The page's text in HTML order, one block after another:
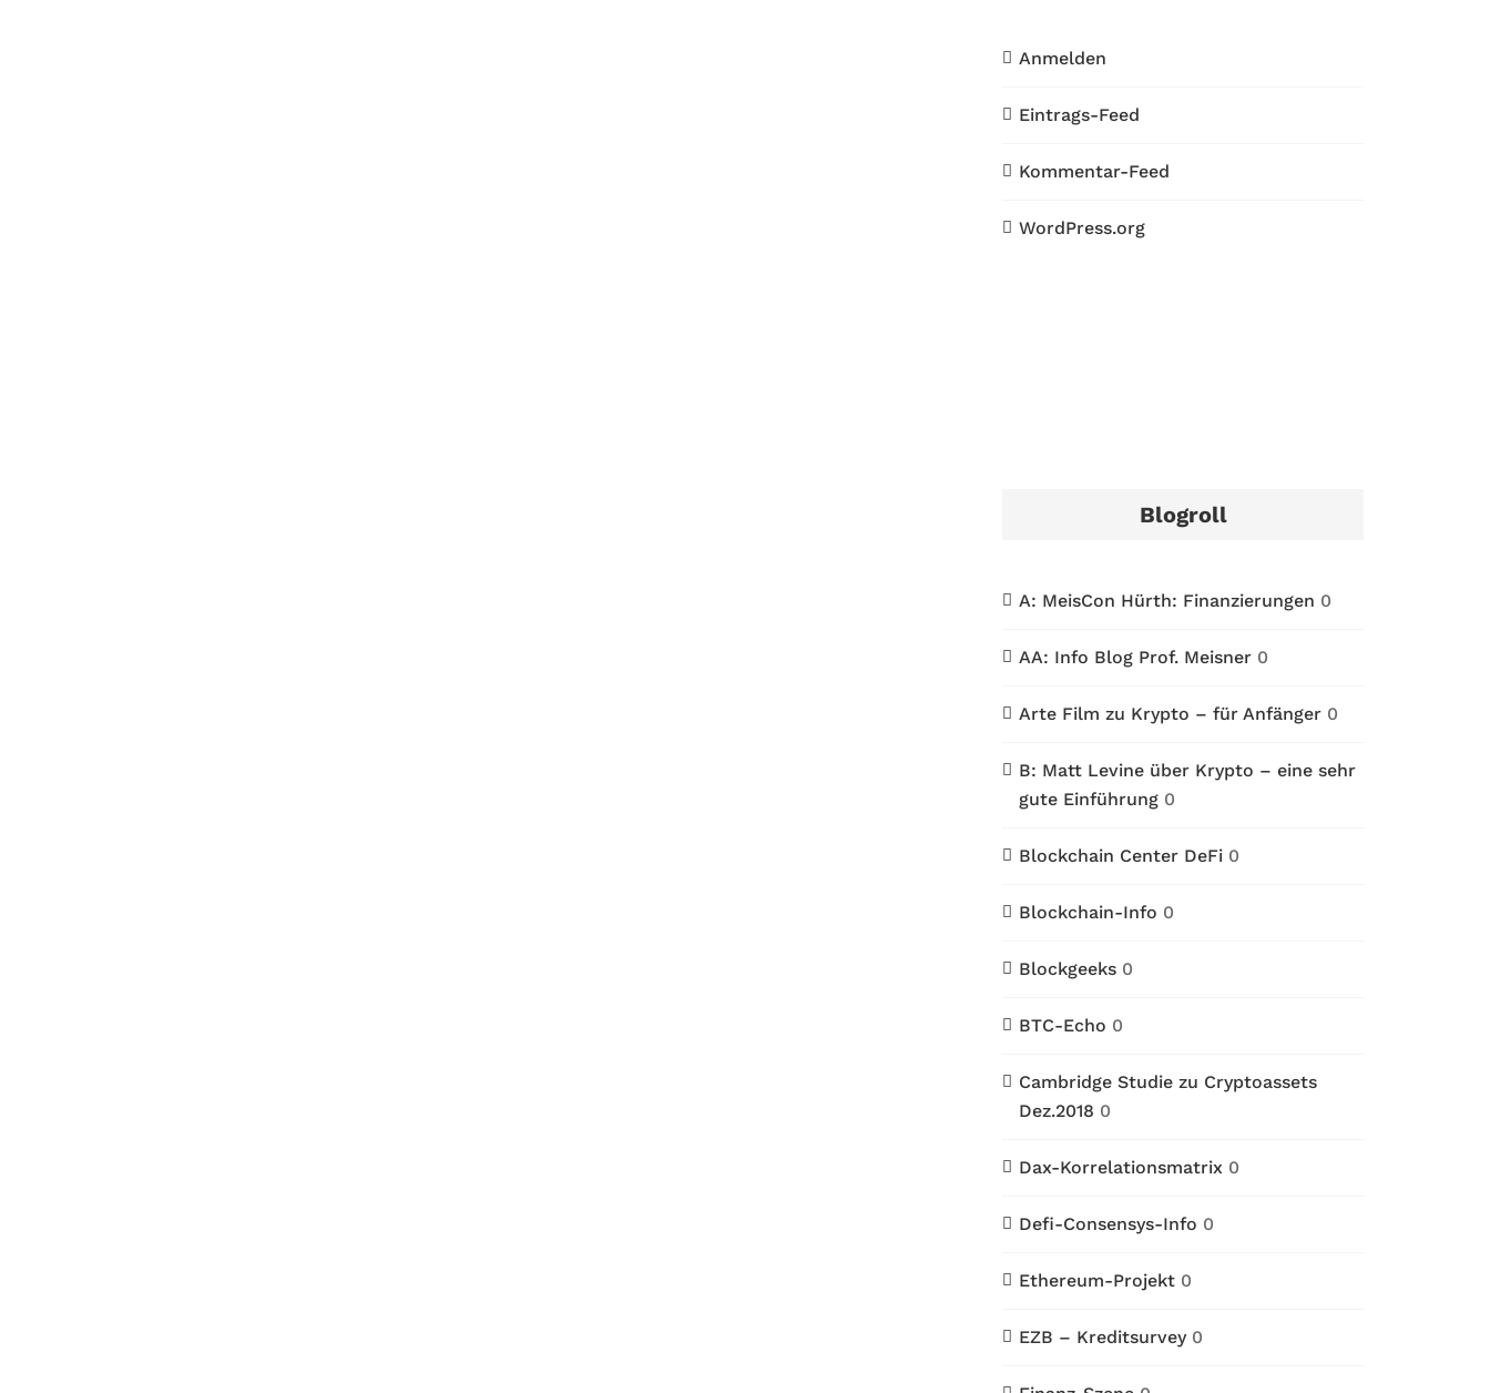
Anmelden
Eintrags-Feed
Kommentar-Feed
WordPress.org
Blogroll
A: MeisCon Hürth: Finanzierungen 0
AA: Info Blog Prof. Meisner 0
Arte Film zu Krypto – für Anfänger 0
B: Matt Levine über Krypto – eine sehr
gute Einführung 0
Blockchain Center DeFi 0
Blockchain-Info 0
Blockgeeks 0
BTC-Echo 0
Cambridge Studie zu Cryptoassets
Dez.2018 0
Dax-Korrelationsmatrix 0
Defi-Consensys-Info 0
Ethereum-Projekt 0
EZB – Kreditsurvey0